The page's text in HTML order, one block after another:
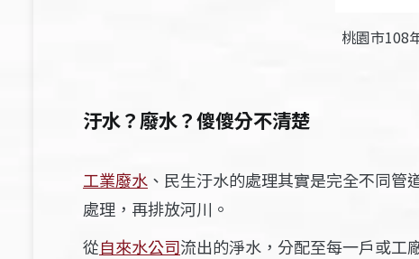
桃園市108
汙水？廢水？傻傻分不清楚
工業廢水 、 民生汙水的處理其實是完全不同管
處理，再排放河川。
從自來水公司流出的淨水，分配至每一戶或工